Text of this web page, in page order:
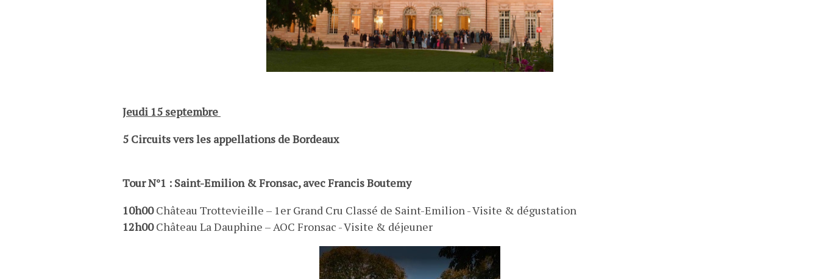
Jeudi 15 septembre
5 Circuits vers les appellations de Bordeaux
Tour N°1 : Saint-Emilion & Fronsac, avec Francis Boutemy
10h00Château Trottevieille – 1er Grand Cru Classé de Saint-Emilion - Visite & dégustation
12h00Château La Dauphine – AOC Fronsac - Visite & déjeuner